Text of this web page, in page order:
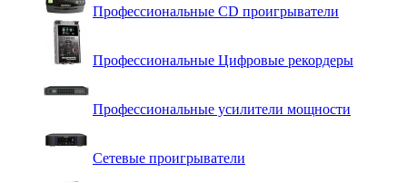
Профессиональные СD проигрыватели
Профессиональные Цифровые рекордеры
Профессиональные усилители мощности
Сетевые проигрыватели